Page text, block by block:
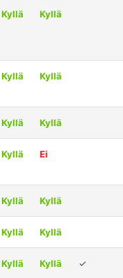
Kyllä Kyllä
Kyllä Kyllä
Kyllä Kyllä
Kyllä Ei
Kyllä Kyllä
Kyllä Kyllä
Kyllä Kyllä ✓